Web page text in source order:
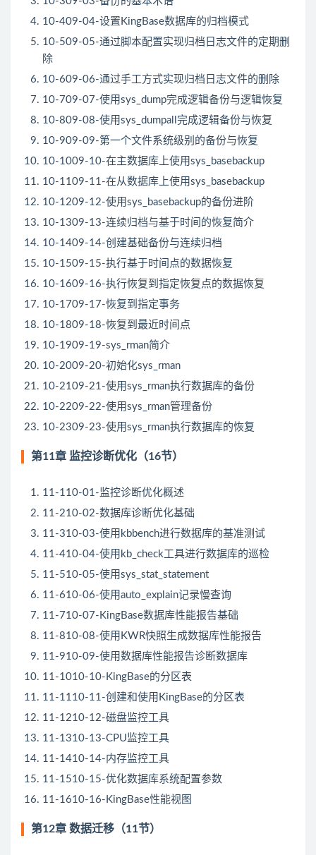
10-409-04-设置KingBase数据库的归档模式
10-509-05-通过脚本配置实现归档日志文件的定期删
除
10-609-06-通过手工方式实现归档日志文件的删除
10-709-07-使用sys_dump完成逻辑备份与逻辑恢复
10-809-08-使用sys_dumpall完成逻辑备份与恢复
10-909-09-第一个文件系统级别的备份与恢复
10-1009-10-在主数据库上使用sys_basebackup
10-1109-11-在从数据库上使用sys_basebackup
10-1209-12-使用sys_basebackup的备份进阶
10-1309-13-连续归档与基于时间的恢复简介
10-1409-14-创建基础备份与连续归档
10-1509-15-执行基于时间点的数据恢复
10-1609-16-执行恢复到指定恢复点的数据恢复
10-1709-17-恢复到指定事务
10-1809-18-恢复到最近时间点
10-1909-19-sys_rman简介
10-2009-20-初始化sys_rman
10-2109-21-使用sys_rman执行数据库的备份
10-2209-22-使用sys_rman管理备份
10-2309-23-使用sys_rman执行数据库的恢复
第11章 监控诊断优化（16节）
11-110-01-监控诊断优化概述
11-210-02-数据库诊断优化基础
11-310-03-使用kbbench进行数据库的基准测试
11-410-04-使用kb_check工具进行数据库的巡检
11-510-05-使用sys_stat_statement
11-610-06-使用auto_explain记录慢查询
11-710-07-KingBase数据库性能报告基础
11-810-08-使用KWR快照生成数据库性能报告
11-910-09-使用数据库性能报告诊断数据库
11-1010-10-KingBase的分区表
11-1110-11-创建和使用KingBase的分区表
11-1210-12-磁盘监控工具
11-1310-13-CPU监控工具
11-1410-14-内存监控工具
11-1510-15-优化数据库系统配置参数
11-1610-16-KingBase性能视图
第12章 数据迁移（11节）